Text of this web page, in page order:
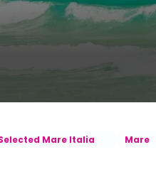
Mare Italia Mare